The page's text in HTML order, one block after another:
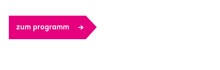
zum programm